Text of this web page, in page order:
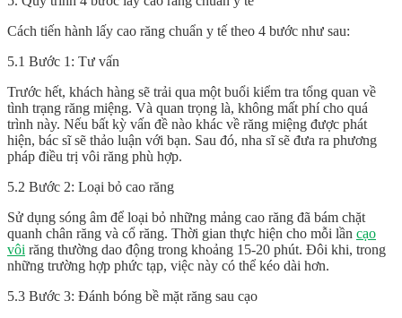
Cách tiến hành lấy cao răng chuẩn y tế theo 4 bước như sau:
5.1 Bước 1: Tư vấn
Trước hết, khách hàng sẽ trải qua một buổi kiểm tra tổng quan về
tình trạng răng miệng. Và quan trọng là, không mất phí cho quá
trình này. Nếu bất kỳ vấn đề nào khác về răng miệng được phát
hiện, bác sĩ sẽ thảo luận với bạn. Sau đó, nha sĩ sẽ đưa ra phương
pháp điều trị vôi răng phù hợp.
5.2 Bước 2: Loại bỏ cao răng
Sử dụng sóng âm để loại bỏ những mảng cao răng đã bám chặt
quanh chân răng và cổ răng. Thời gian thực hiện cho mỗi lần cạo
vôi răng thường dao động trong khoảng 15-20 phút. Đôi khi, trong
những trường hợp phức tạp, việc này có thể kéo dài hơn.
5.3 Bước 3: Đánh bóng bề mặt răng sau cạo